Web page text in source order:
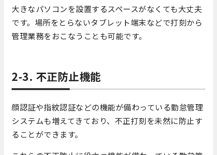
大きなパソコンを設置するスペースがなくても大丈夫
です。場所をとらないタブレット端末などで打刻から
管理業務をおこなうことも可能です。
2-3. 不正防止機能
顔認証や指紋認証などの機能が備わっている勤怠管理
システムも増えてきており、不正打刻を未然に防止す
ることができます。